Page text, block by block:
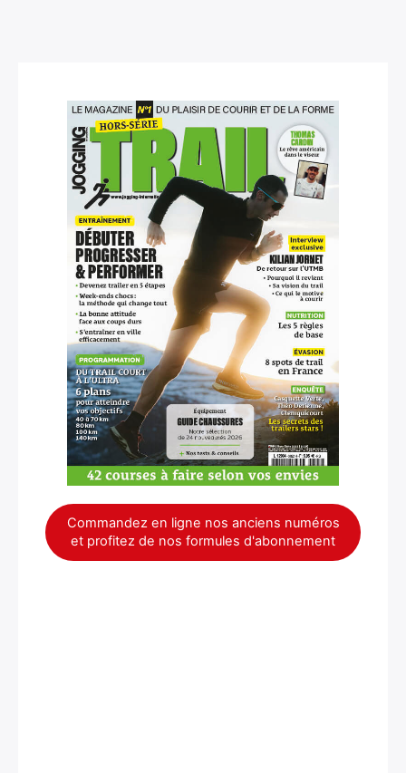
Commandez en ligne nos anciens numéros
et profitez de nos formules d'abonnement